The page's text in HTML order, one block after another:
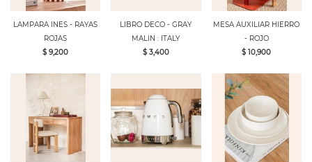
LAMPARA INES - RAYAS
ROJAS
$ 9,200
LIBRO DECO - GRAY
MALIN : ITALY
$ 3,400
MESA AUXILIAR HIERRO
- ROJO
$ 10,900